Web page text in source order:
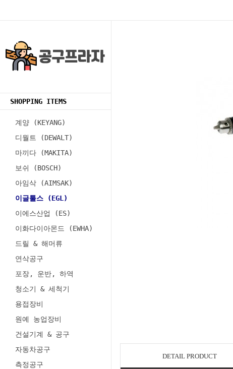
SHOPPING ITEMS
계양 (KEYANG)
디월트 (DEWALT)
마끼다 (MAKITA)
보쉬 (BOSCH)
아임삭 (AIMSAK)
이글툴스 (EGL)
이에스산업 (ES)
이화다이아몬드 (EWHA)
드릴 & 해머류
연삭공구
포장, 운반, 하역
청소기 & 세척기
용접장비
원예 농업장비
건설기계 & 공구
자동차공구
측정공구
DETAIL PRODUCT